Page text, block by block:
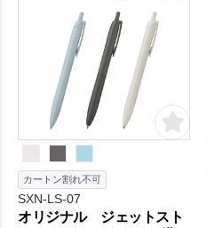
カートン割れ不可
SXN-LS-07
オリジナル ジェットスト